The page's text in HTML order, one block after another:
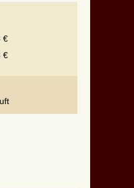
€
€